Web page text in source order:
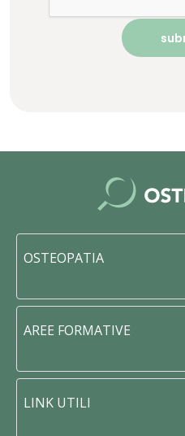
OSTEOPATIA
AREE FORMATIVE
LINK UTILI